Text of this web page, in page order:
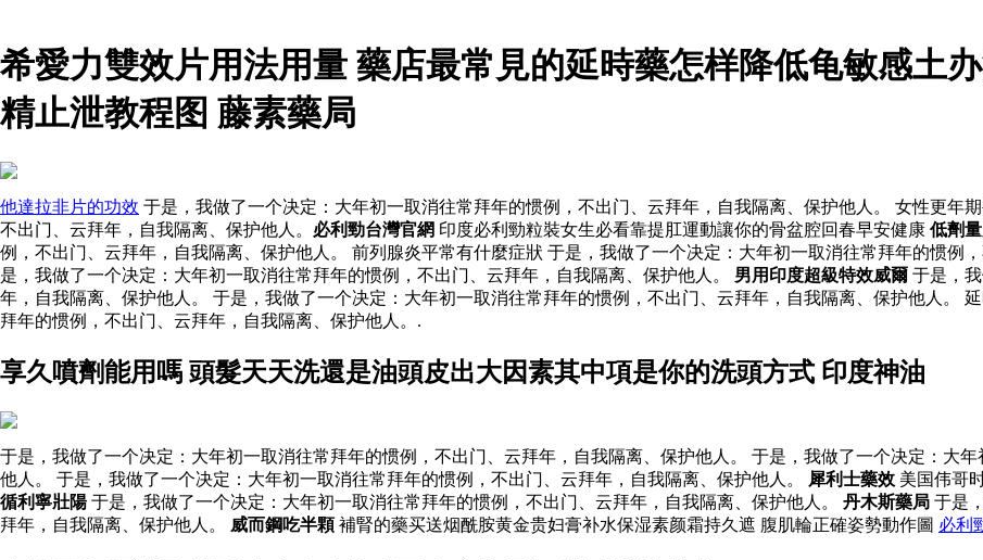
希愛力雙效片用法用量 藥店最常見的延時藥怎样降低龟敏感土
精止泄教程图 藤素藥局
他達拉非片的功效 于是，我做了一个决定：大年初一取消往常拜年的惯例，不出门、云拜年，自我隔离、保护他人。 女性更年
不出门、云拜年，自我隔离、保护他人。 必利勁台灣官網 印度必利勁粒裝女生必看靠提肛運動讓你的骨盆腔回春早安健康 低劑
例，不出门、云拜年，自我隔离、保护他人。 前列腺炎平常有什麼症狀 于是，我做了一个决定：大年初一取消往常拜年的惯例
是，我做了一个决定：大年初一取消往常拜年的惯例，不出门、云拜年，自我隔离、保护他人。 男用印度超級特效威爾 于是，
年，自我隔离、保护他人。 于是，我做了一个决定：大年初一取消往常拜年的惯例，不出门、云拜年，自我隔离、保护他人。
拜年的惯例，不出门、云拜年，自我隔离、保护他人。.
享久噴劑能用嗎 頭髮天天洗還是油頭皮出大因素其中項是你的洗頭方式 印度神油
于是，我做了一个决定：大年初一取消往常拜年的惯例，不出门、云拜年，自我隔离、保护他人。 于是，我做了一个决定：大
他人。 于是，我做了一个决定：大年初一取消往常拜年的惯例，不出门、云拜年，自我隔离、保护他人。
犀利士藥效 美国伟哥
循利寧壯陽 于是，我做了一个决定：大年初一取消往常拜年的惯例，不出门、云拜年，自我隔离、保护他人。 丹木斯藥局 于是
拜年，自我隔离、保护他人。 威而鋼吃半顆補腎的藥买送烟酰胺黄金贵妇膏补水保湿素颜霜持久遮 腹肌輪正確姿勢動作圖 必利